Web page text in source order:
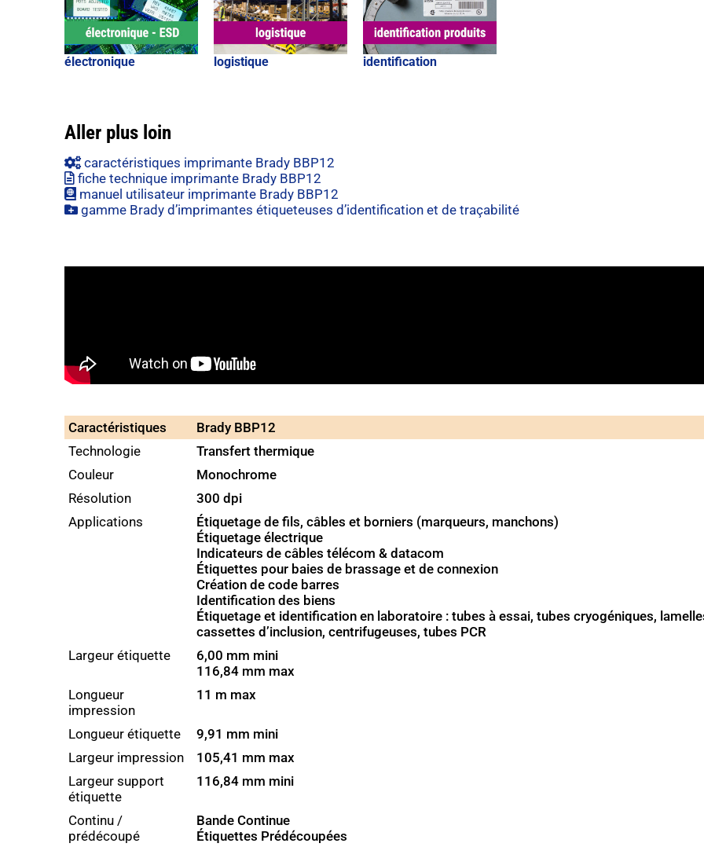
électronique logistique identification
Aller plus loin
caractéristiques imprimante Brady BBP12
fiche technique imprimante Brady BBP12
manuel utilisateur imprimante Brady BBP12
gamme Brady d’imprimantes étiqueteuses d’identification et de traçabilité
Caractéristiques
Brady BBP12
Technologie
Transfert thermique
Couleur
Monochrome
Résolution
300 dpi
Applications
Étiquetage de fils, câbles et borniers (marqueurs, manchons)
Étiquetage électrique
Indicateurs de câbles télécom & datacom
Étiquettes pour baies de brassage et de connexion
Création de code barres
Identification des biens
Étiquetage et identification en laboratoire : tubes à essai, tubes cryogéniques,
cassettes d’inclusion, centrifugeuses, tubes PCR
Largeur étiquette
6,00 mm mini
116,84 mm max
Longueur
impression
11 m max
Longueur étiquette
9,91 mm mini
Largeur impression
105,41 mm max
Largeur support
étiquette
116,84 mm mini
Continu /
prédécoupé
Bande Continue
Étiquettes Prédécoupées